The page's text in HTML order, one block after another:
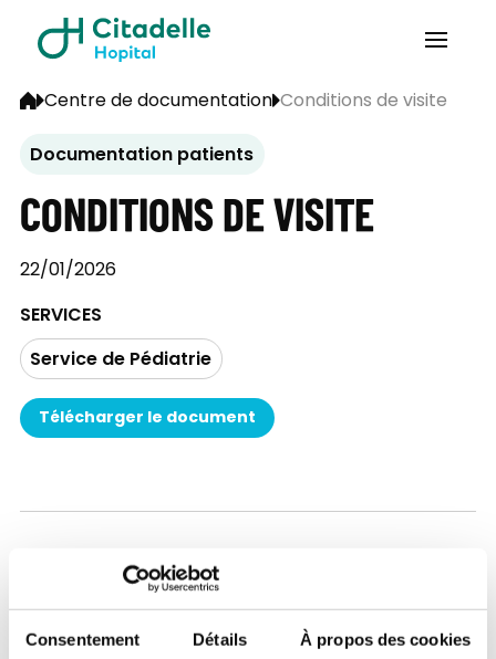
Consentement Détails À propos des cookies
Centre de documentation Conditions de visite
Documentation patients
CONDITIONS DE VISITE
22/01/2026
SERVICES
Service de Pédiatrie
Télécharger le document